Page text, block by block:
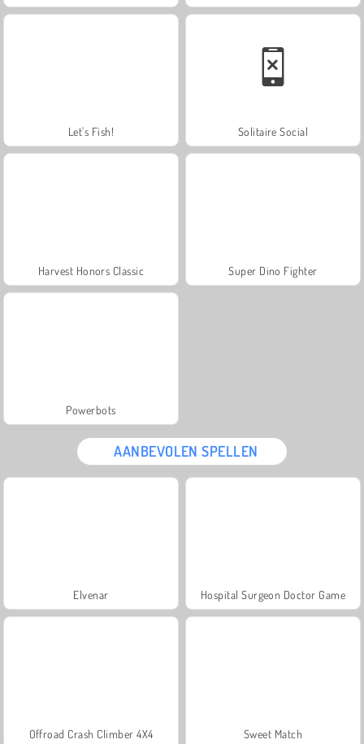
Let's Fish! Solitaire Social
Harvest Honors Classic Super Dino Fighter
Powerbots
AANBEVOLEN SPELLEN
Elvenar Hospital Surgeon Doctor Game
Offroad Crash Climber 4X4 Sweet Match